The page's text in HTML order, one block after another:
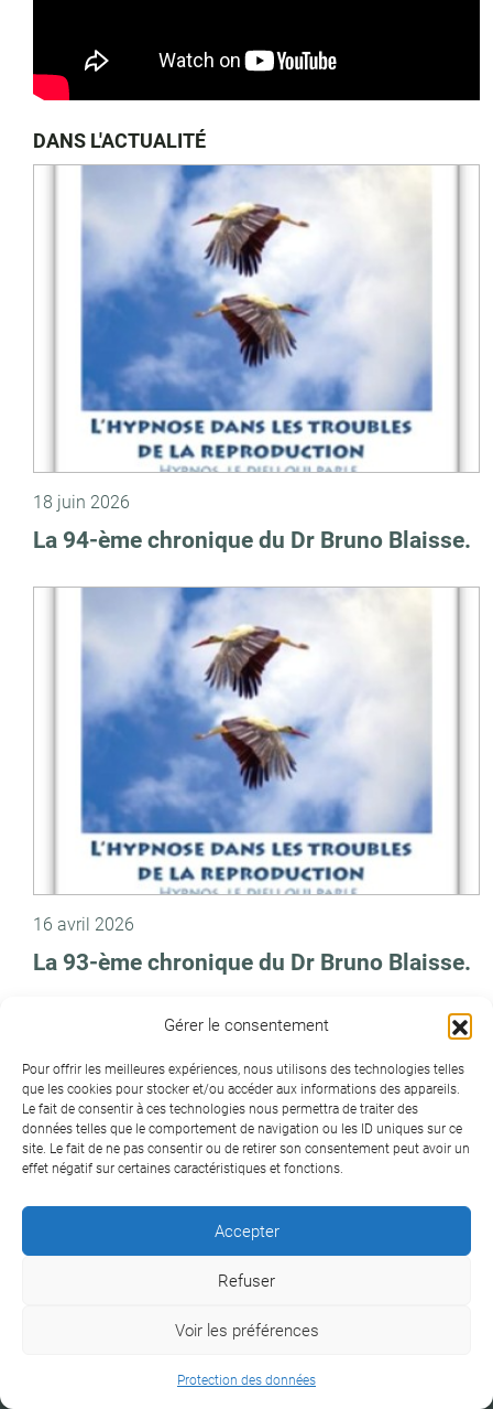
Gérer le consentement
Pour offrir les meilleures expériences, nous utilisons des technologies telles
que les cookies pour stocker et/ou accéder aux informations des appareils.
Le fait de consentir à ces technologies nous permettra de traiter des
données telles que le comportement de navigation ou les ID uniques sur ce
site. Le fait de ne pas consentir ou de retirer son consentement peut avoir un
effet négatif sur certaines caractéristiques et fonctions.
Accepter
Refuser
Voir les préférences
Protection des données
DANS L'ACTUALITÉ
18 juin 2026
La 94-ème chronique du Dr Bruno Blaisse.
16 avril 2026
La 93-ème chronique du Dr Bruno Blaisse.
La 92-ème chronique du Dr Bruno Blaisse.